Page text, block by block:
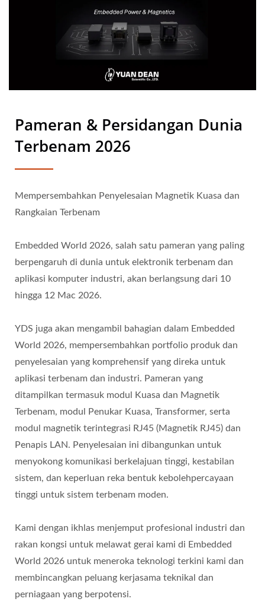
Pameran & Persidangan Dunia
Terbenam 2026
Mempersembahkan Penyelesaian Magnetik Kuasa dan
Rangkaian Terbenam
Embedded World 2026, salah satu pameran yang paling
berpengaruh di dunia untuk elektronik terbenam dan
aplikasi komputer industri, akan berlangsung dari 10
hingga 12 Mac 2026.
YDS juga akan mengambil bahagian dalam Embedded
World 2026, mempersembahkan portfolio produk dan
penyelesaian yang komprehensif yang direka untuk
aplikasi terbenam dan industri. Pameran yang
ditampilkan termasuk modul Kuasa dan Magnetik
Terbenam, modul Penukar Kuasa, Transformer, serta
modul magnetik terintegrasi RJ45 (Magnetik RJ45) dan
Penapis LAN. Penyelesaian ini dibangunkan untuk
menyokong komunikasi berkelajuan tinggi, kestabilan
sistem, dan keperluan reka bentuk kebolehpercayaan
tinggi untuk sistem terbenam moden.
Kami dengan ikhlas menjemput profesional industri dan
rakan kongsi untuk melawat gerai kami di Embedded
World 2026 untuk meneroka teknologi terkini kami dan
membincangkan peluang kerjasama teknikal dan
perniagaan yang berpotensi.